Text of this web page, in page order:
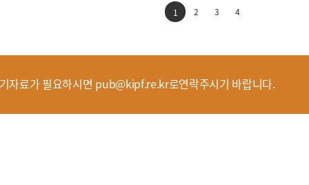
1 2 3 4
자료가 필요하시면 pub@kipf.re.kr로연락주시기 바랍니다.